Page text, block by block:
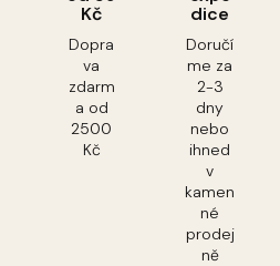
Kč
Dopra
va
zdarm
a od
2500
Kč
dice
Doručí
me za
2-3
dny
nebo
ihned
v
kamen
né
prodej
ně